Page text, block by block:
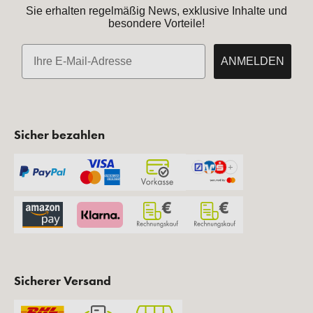
Sie erhalten regelmäßig News, exklusive Inhalte und
besondere Vorteile!
E-Mail
ANMELDEN
Sicher bezahlen
Sicherer Versand